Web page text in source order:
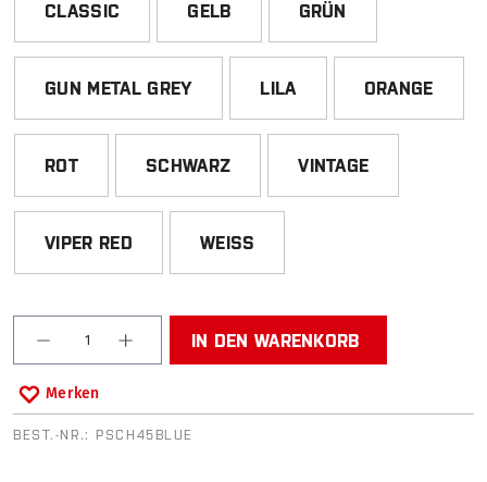
CLASSIC GELB GRÜN
GUN METAL GREY LILA ORANGE
ROT SCHWARZ VINTAGE
VIPER RED WEISS
Produkt Anzahl: Gib den gewünschten Wert ein
IN DEN WARENKORB
Merken
BEST.-NR.: PSCH45BLUE